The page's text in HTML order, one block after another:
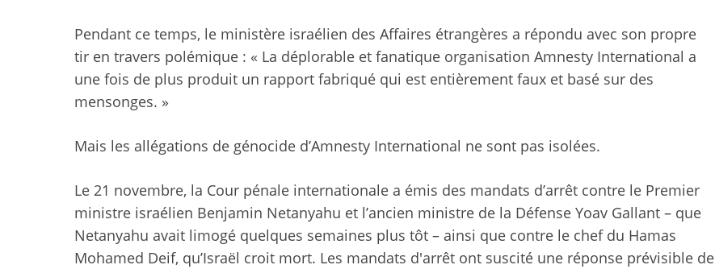
Pendant ce temps, le ministère israélien des Affaires étrangères a répondu avec son propre
tir en travers polémique : « La déplorable et fanatique organisation Amnesty International a
une fois de plus produit un rapport fabriqué qui est entièrement faux et basé sur des
mensonges. »
Mais les allégations de génocide d’Amnesty International ne sont pas isolées.
Le 21 novembre, la Cour pénale internationale a émis des mandats d’arrêt contre le Premier
ministre israélien Benjamin Netanyahu et l’ancien ministre de la Défense Yoav Gallant – que
Netanyahu avait limogé quelques semaines plus tôt – ainsi que contre le chef du Hamas
Mohamed Deif, qu’Israël croit mort. Les mandats d'arrêt ont suscité une réponse prévisible de